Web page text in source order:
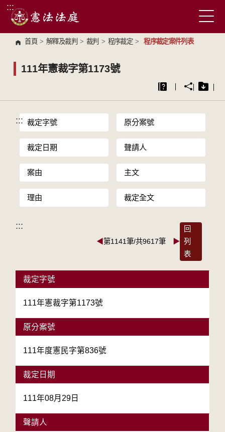
跳到主要內容區塊
:::
首頁 > 解釋及裁判 > 裁判 > 程序裁定 > 程序裁定案件列表
111年憲裁字第1173號
::: 裁定字號 原分案號
裁定日期 聲請人
案由 主文
理由 裁定全文
:::
◀第1141筆/共9617筆 ▶
回
列
表
裁定字號
111年憲裁字第1173號
原分案號
111年度憲民字第836號
裁定日期
111年08月29日
聲請人